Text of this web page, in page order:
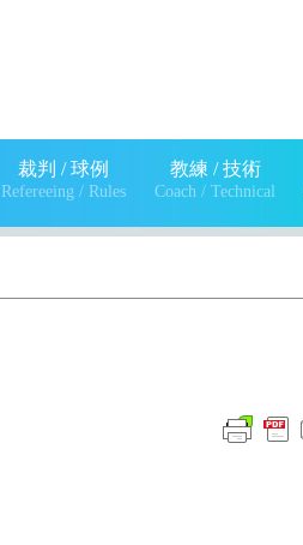
裁判 / 球例
Refereeing / Rules
教練 / 技術
Coach / Technical